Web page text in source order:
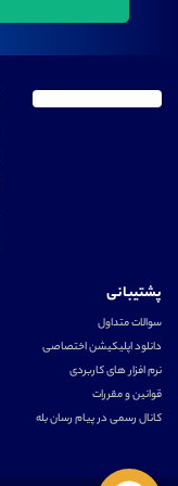
پشتیبانی
سوالات متداول
دانلود اپلیکیشن اختصاصی
نرم افزار های کاربردی
قوانین و مقررات
کانال رسمی در پیام رسان بله